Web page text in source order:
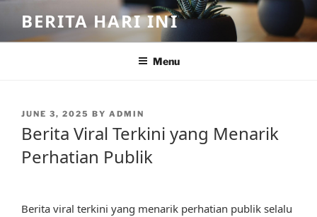
content
BERITA HARI INI
Menu
POSTED
JUNE 3, 2025 BY ADMIN
Berita Viral Terkini yang Menarik
Perhatian Publik
Berita viral terkini yang menarik perhatian publik selalu